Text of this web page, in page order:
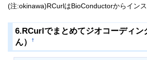
(注:okinawa)RCurlはBioConductorからインス
6.RCurlでまとめてジオコーディン
ん）†